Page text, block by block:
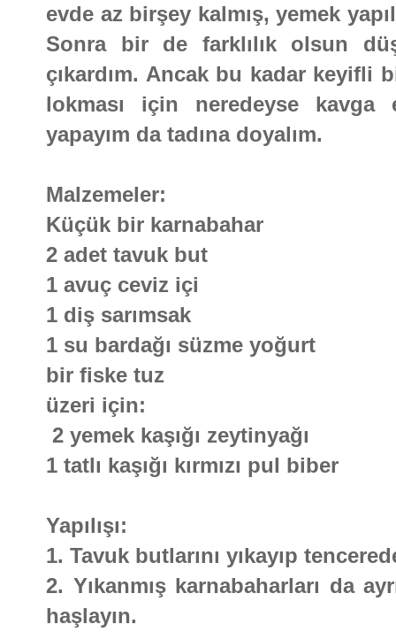
evde az birşey kalmış, yemek
Sonra bir de farklılık olsun
çıkardım. Ancak bu kadar
lokması için neredeyse kavga
yapayım da tadına doyalım.
Malzemeler:
Küçük bir karnabahar
2 adet tavuk but
1 avuç ceviz içi
1 diş sarımsak
1 su bardağı süzme yoğurt
bir fiske tuz
üzeri için:
2 yemek kaşığı zeytinyağı
1 tatlı kaşığı kırmızı pul biber
Yapılışı:
1. Tavuk butlarını yıkayıp
2. Yıkanmış karnabaharları da
haşlayın.